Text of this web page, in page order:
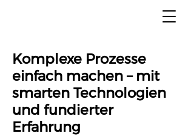
Komplexe Prozesse
einfach machen – mit
smarten Technologien
und fundierter
Erfahrung